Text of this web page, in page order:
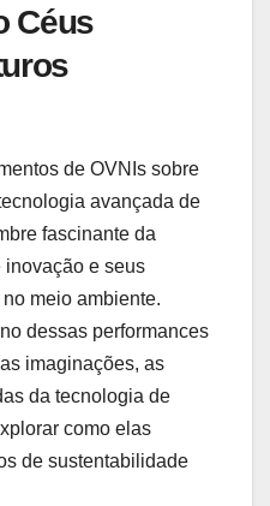
Céus
de OVNIs sobre
avançada de
fascinante da
inovação e seus
meio ambiente.
dessas performances
imaginações, as
da tecnologia de
como elas
de sustentabilidade